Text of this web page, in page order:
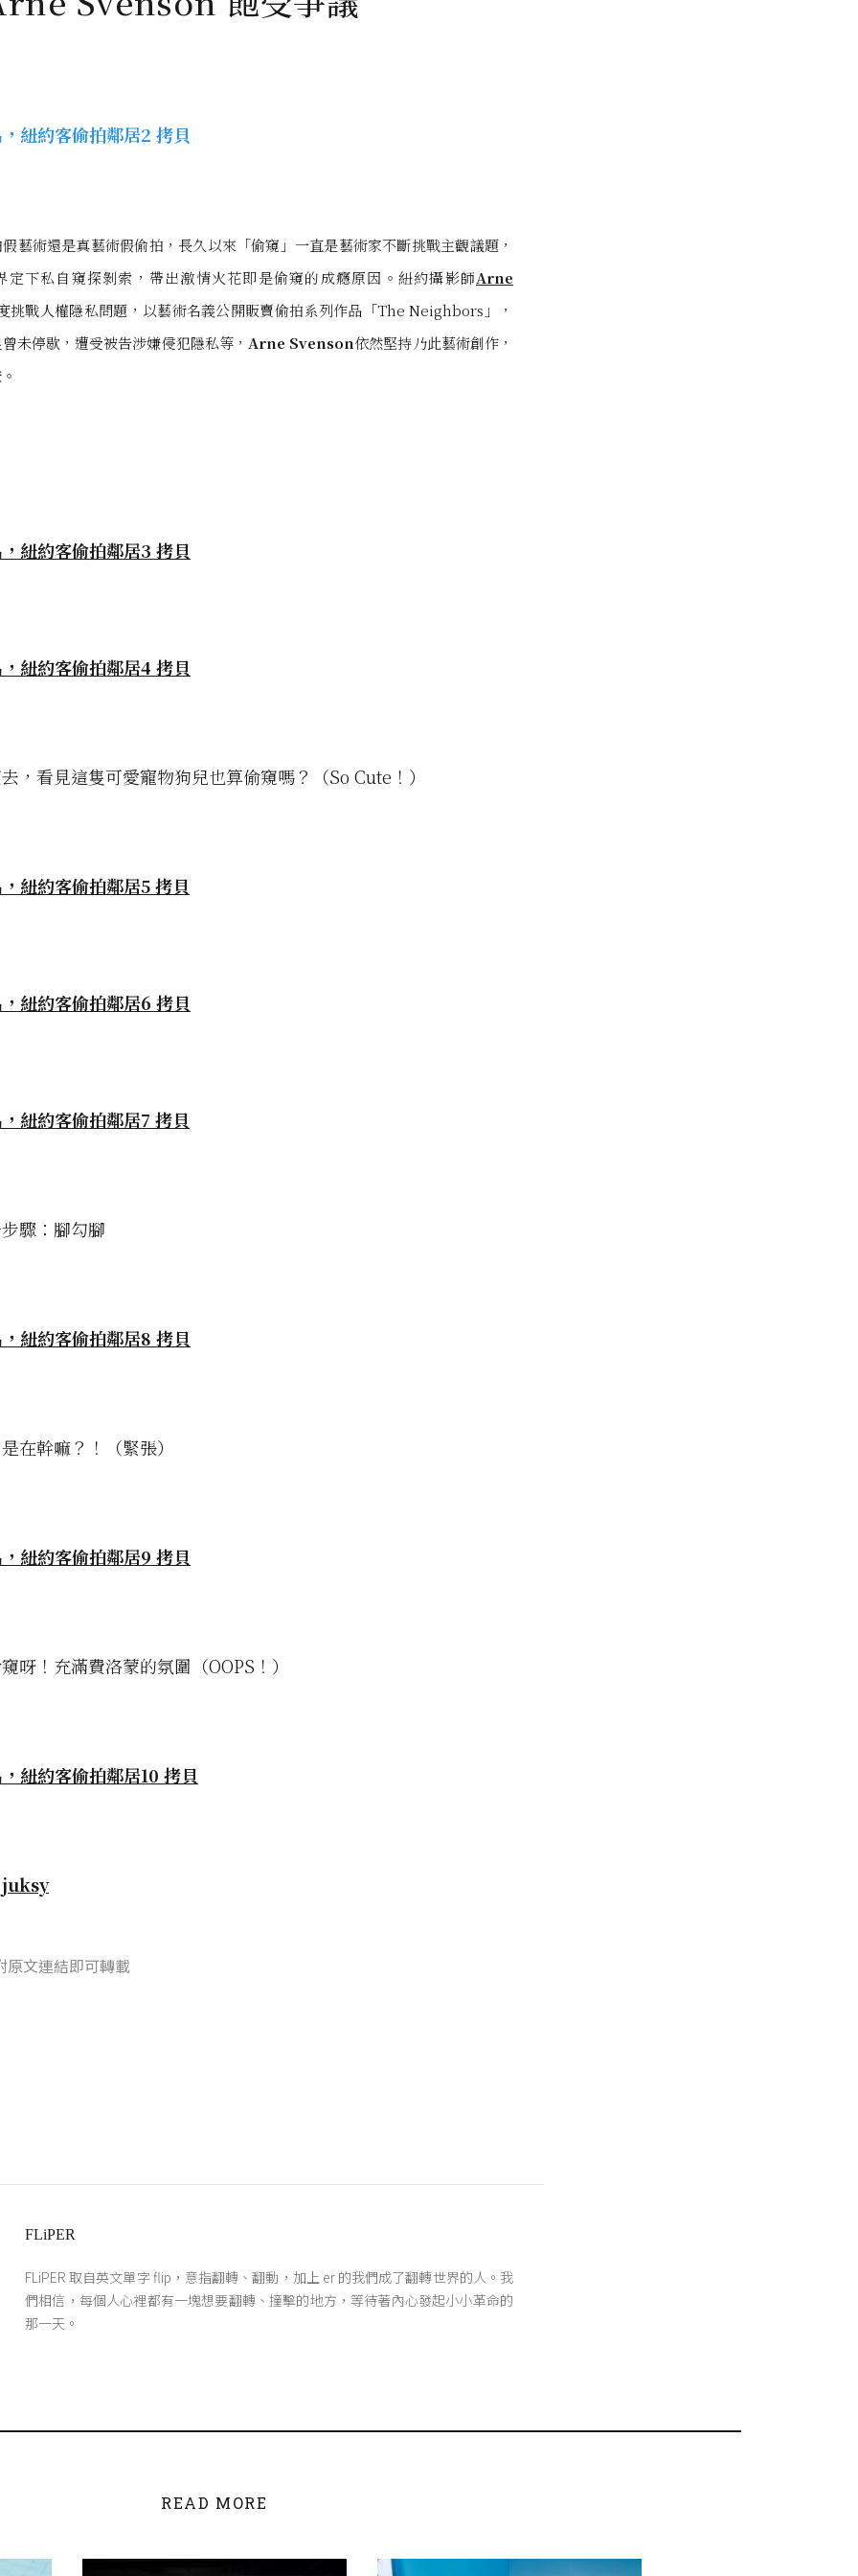
藝術還是真藝術假偷拍，長久以來「偷窺」一直是藝術家不斷挑戰主觀議題，
定下私自窺探剝索，帶出激情火花即是偷窺的成癮原因。紐約攝影師Arne
挑戰人權隱私問題，以藝術名義公開販賣偷拍系列作品「The Neighbors」，
未停歇，遭受被告涉嫌侵犯隱私等， Arne Svenson依然堅持乃此藝術創作，
，看見這隻可愛寵物狗兒也算偷窺嗎？（So Cute！）
驟：腳勾腳
在幹嘛？！（緊張）
呀！充滿費洛蒙的氛圍（OOPS！）
juksy
原文連結即可轉載
FLiPER
FLiPER 取自英文單字 flip，意指翻轉、翻動，加上 er 的我們成了翻轉世界的人。我
們相信，每個人心裡都有一塊想要翻轉、撞擊的地方，等待著內心發起小小革命的
那一天。
READ MORE